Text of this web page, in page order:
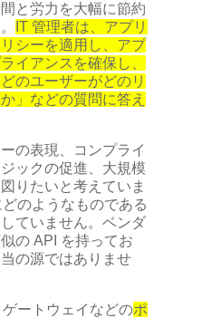
と労力を大幅に節約
IT 管理者は、アプリ
シーを適用し、アプ
イアンスを確保し、
のユーザーがどのリ
」などの質問に答え
の表現、コンプライ
ックの促進、大規模
りたいと考えていま
のようなものである
ていません。ベンダ
の API を持ってお
の源ではありませ
ートウェイなどのポ